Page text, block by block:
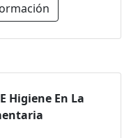
Higiene En La